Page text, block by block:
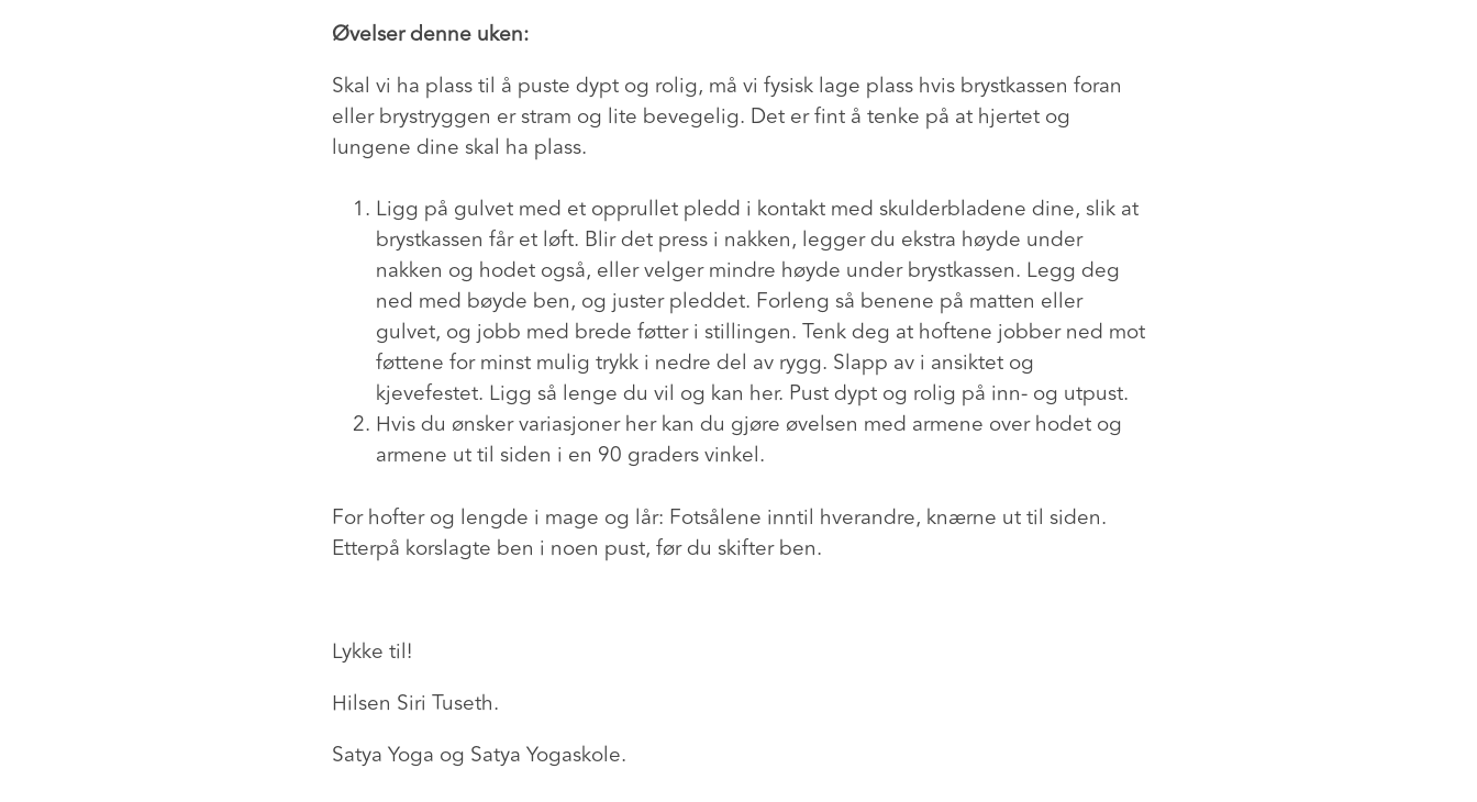
Øvelser denne uken:
Skal vi ha plass til å puste dypt og rolig, må vi fysisk lage plass hvis brystkassen foran
eller brystryggen er stram og lite bevegelig. Det er fint å tenke på at hjertet og
lungene dine skal ha plass.
Ligg på gulvet med et opprullet pledd i kontakt med skulderbladene dine, slik at
brystkassen får et løft. Blir det press i nakken, legger du ekstra høyde under
nakken og hodet også, eller velger mindre høyde under brystkassen. Legg deg
ned med bøyde ben, og juster pleddet. Forleng så benene på matten eller
gulvet, og jobb med brede føtter i stillingen. Tenk deg at hoftene jobber ned mot
føttene for minst mulig trykk i nedre del av rygg. Slapp av i ansiktet og
kjevefestet. Ligg så lenge du vil og kan her. Pust dypt og rolig på inn- og utpust.
Hvis du ønsker variasjoner her kan du gjøre øvelsen med armene over hodet og
armene ut til siden i en 90 graders vinkel.
For hofter og lengde i mage og lår: Fotsålene inntil hverandre, knærne ut til siden.
Etterpå korslagte ben i noen pust, før du skifter ben.
Lykke til!
Hilsen Siri Tuseth.
Satya Yoga og Satya Yogaskole.